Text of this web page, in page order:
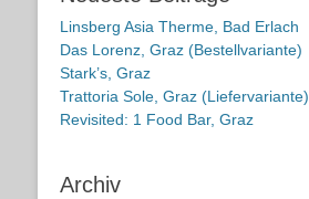
Linsberg Asia Therme, Bad Erlach
Das Lorenz, Graz (Bestellvariante)
Stark’s, Graz
Trattoria Sole, Graz (Liefervariante)
Revisited: 1 Food Bar, Graz
Archiv